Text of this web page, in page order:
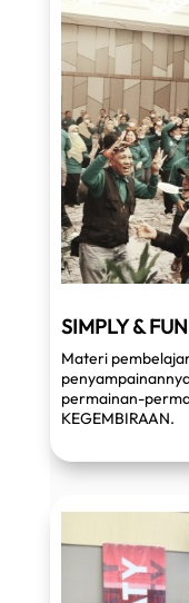
SIMPLY & FUN
Materi
permainan-
KEGEMBIRAAN.